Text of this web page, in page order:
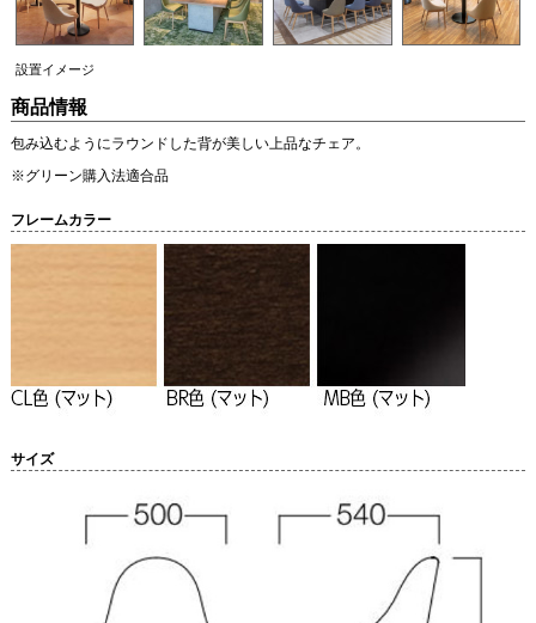
設置イメージ
商品情報
包み込むようにラウンドした背が美しい上品なチェア。
※グリーン購入法適合品
フレームカラー
サイズ